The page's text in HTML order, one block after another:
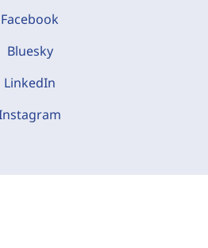
Facebook
Bluesky
LinkedIn